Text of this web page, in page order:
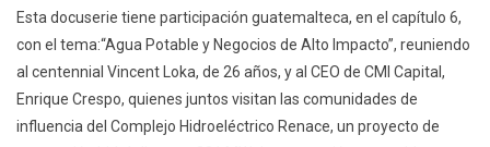
Esta docuserie tiene participación guatemalteca, en el capítulo 6,
con el tema:“Agua Potable y Negocios de Alto Impacto”, reuniendo
al centennial Vincent Loka, de 26 años, y al CEO de CMI Capital,
Enrique Crespo, quienes juntos visitan las comunidades de
influencia del Complejo Hidroeléctrico Renace, un proyecto de